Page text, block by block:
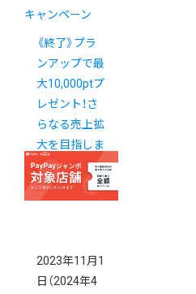
キャンペーン
《終了》プラ
ンアップで最
大10,000ptプ
レゼント！さ
らなる売上拡
大を目指しま
せんか？
2023年11月1
日 （2024年4